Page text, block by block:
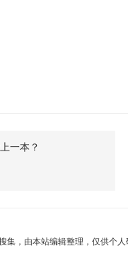
一本？
集，由本站编辑整理，仅供个